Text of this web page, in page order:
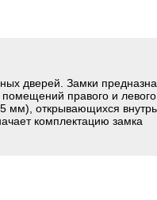
дверей. Замки
правого и левого
мм), открывающихся внутрь
комплектацию замка